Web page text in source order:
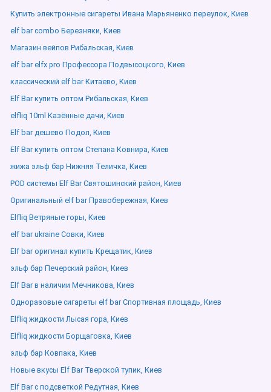
Купить электронные сигареты Ивана Марьяненко переулок, Киев
elf bar combo Березняки, Киев
Магазин вейпов Рибальская, Киев
elf bar elfx pro Профессора Подвысоцкого, Киев
классический elf bar Китаево, Киев
Elf Bar купить оптом Рибальская, Киев
elfliq 10ml Казённые дачи, Киев
Elf bar дешево Подол, Киев
Elf Bar купить оптом Степана Ковнира, Киев
жижа эльф бар Нижняя Теличка, Киев
POD системы Elf Bar Святошинский район, Киев
Оригинальный elf bar Правобережная, Киев
Elfliq Ветряные горы, Киев
elf bar ukraine Совки, Киев
Elf bar оригинал купить Крещатик, Киев
эльф бар Печерский район, Киев
Elf Bar в наличии Мечникова, Киев
Одноразовые сигареты elf bar Спортивная площадь, Киев
Elfliq жидкости Лысая гора, Киев
Elfliq жидкости Борщаговка, Киев
эльф бар Ковпака, Киев
Новые вкусы Elf Bar Тверской тупик, Киев
Elf Bar с подсветкой Редутная, Киев